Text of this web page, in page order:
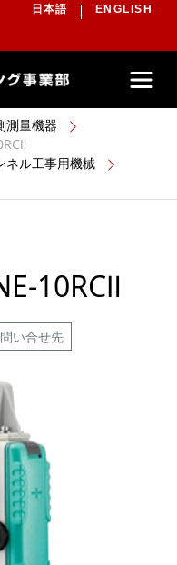
日本語 ENGLISH
測量機器
ネル工事用機械
10RCⅡ
い合せ先